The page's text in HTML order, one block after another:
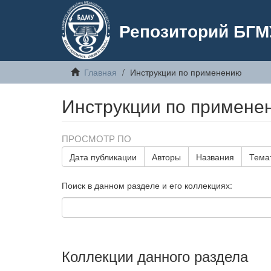
Репозиторий
Главная Инструкции по применению
Инструкции по
ПРОСМОТР ПО
Дата публикации Авторы Названия
Поиск в данном разделе и его коллекциях:
Коллекции данного раздела